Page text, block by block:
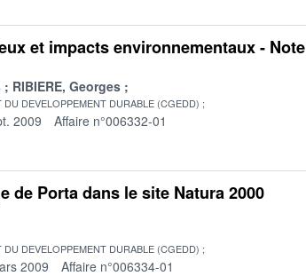
et impacts environnementaux - Note
RIBIERE, Georges
DEVELOPPEMENT DURABLE (CGEDD)
2009 Affaire n°006332-01
de Porta dans le site Natura 2000
DEVELOPPEMENT DURABLE (CGEDD)
2009 Affaire n°006334-01